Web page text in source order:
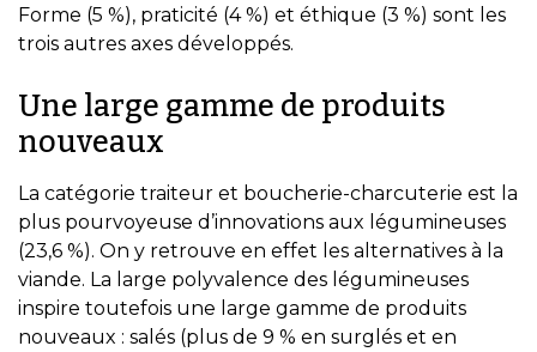
Forme (5 %), praticité (4 %) et éthique (3 %) sont les
trois autres axes développés.
Une large gamme de produits
nouveaux
La catégorie traiteur et boucherie-charcuterie est la
plus pourvoyeuse d’innovations aux légumineuses
(23,6 %). On y retrouve en effet les alternatives à la
viande. La large polyvalence des légumineuses
inspire toutefois une large gamme de produits
nouveaux : salés (plus de 9 % en surglés et en